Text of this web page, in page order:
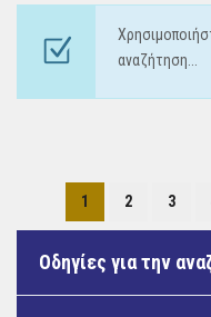
αναζήτηση...
1 2 3
Οδηγίες για την